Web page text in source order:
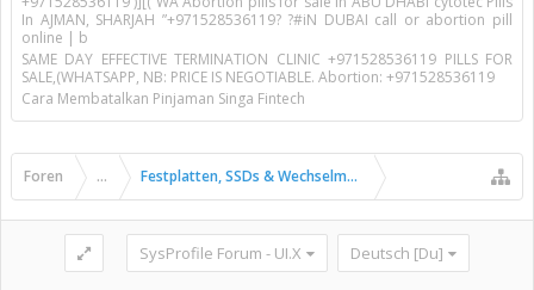
In AJMAN, SHARJAH ”+971528536119? ?#iN DUBAI call or abortion pill
online | b
SAME DAY EFFECTIVE TERMINATION CLINIC +971528536119 PILLS FOR
SALE,(WHATSAPP, NB: PRICE IS NEGOTIABLE. Abortion: +971528536119
Cara Membatalkan Pinjaman Singa Fintech
Foren ... Festplatten, SSDs & Wechselmedien
SysProfile Forum - UI.X Deutsch [Du]